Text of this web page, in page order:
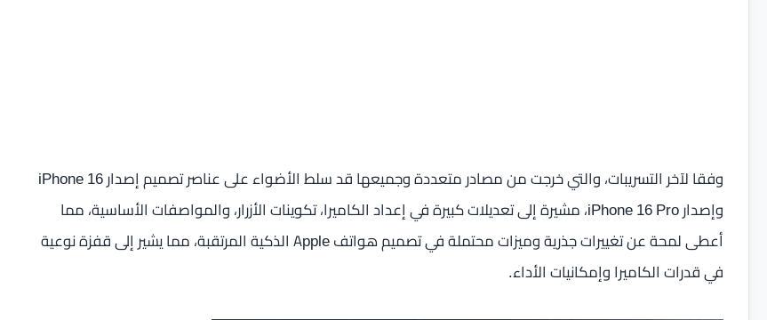
وفقا لآخر التسريبات، والتي خرجت من مصادر متعددة وجميعها قد سلط الأضواء على عناصر تصميم إصدار iPhone 16
وإصدار iPhone 16 Pro، مشيرة إلى تعديلات كبيرة في إعداد الكاميرا، تكوينات الأزرار، والمواصفات الأساسية، مما
أعطى لمحة عن تغييرات جذرية وميزات محتملة في تصميم هواتف Apple الذكية المرتقبة، مما يشير إلى قفزة نوعية
في قدرات الكاميرا وإمكانيات الأداء.